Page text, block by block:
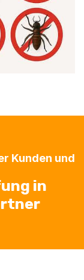
Kunden und
in